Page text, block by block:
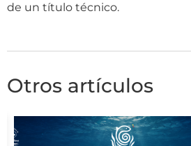
de un título técnico.
Otros artículos